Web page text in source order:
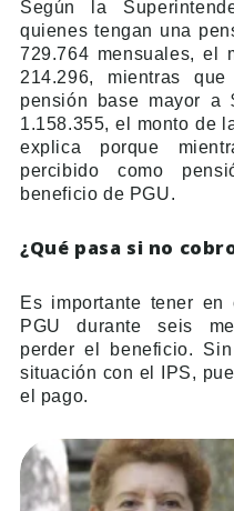
Según la
quienes tengan una
729.764 mensuales, el
214.296, mientras
pensión base mayor a
1.158.355, el monto de
explica porque
percibido como
beneficio de PGU.
¿Qué pasa si no
Es importante tener
PGU durante seis
perder el beneficio.
situación con el IPS,
el pago.